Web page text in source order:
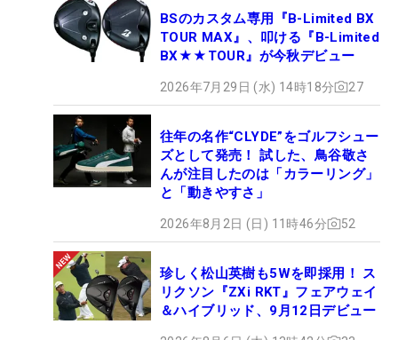
BSのカスタム専用『B-Limited BX
TOUR MAX』、叩ける『B-Limited
BX★★TOUR』が今秋デビュー
2026年7月29日 (水) 14時18分 27
往年の名作“CLYDE”をゴルフシュー
ズとして発売！ 試した、鳥谷敬さ
んが注目したのは「カラーリング」
と「動きやすさ」
2026年8月2日 (日) 11時46分 52
珍しく松山英樹も5Wを即採用！ ス
リクソン『ZXi RKT』フェアウェイ
＆ハイブリッド、9月12日デビュー